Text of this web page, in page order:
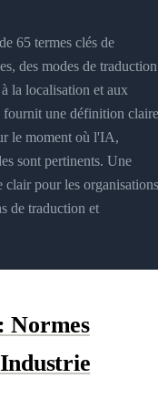
65 termes clés de
des modes de traduction
la localisation et aux
fournit une définition claire
le moment où l'IA,
sont pertinents. Une
clair pour les organisations
de traduction et
Normes